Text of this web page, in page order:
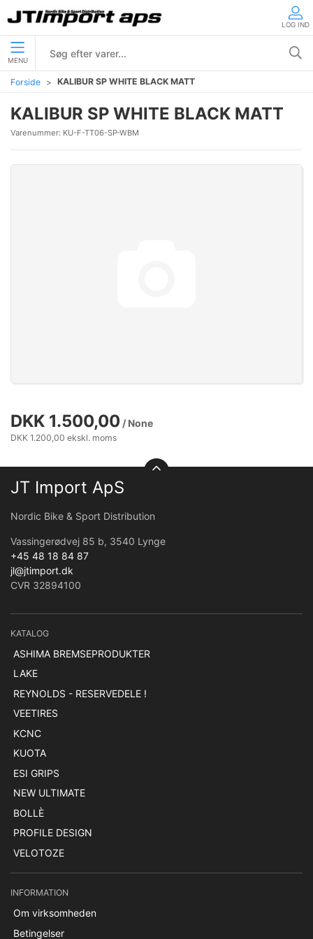
LOG IND
MENU
Forside KALIBUR SP WHITE BLACK MATT
KALIBUR SP WHITE BLACK MATT
Varenummer: KU-F-TT06-SP-WBM
DKK 1.500,00 / None
DKK 1.200,00 ekskl. moms
JT Import ApS
Nordic Bike & Sport Distribution
Vassingerødvej 85 b, 3540 Lynge
+45 48 18 84 87
jl@jtimport.dk
CVR 32894100
KATALOG
ASHIMA BREMSEPRODUKTER
LAKE
REYNOLDS - RESERVEDELE !
VEETIRES
KCNC
KUOTA
ESI GRIPS
NEW ULTIMATE
BOLLÈ
PROFILE DESIGN
VELOTOZE
INFORMATION
Om virksomheden
Betingelser